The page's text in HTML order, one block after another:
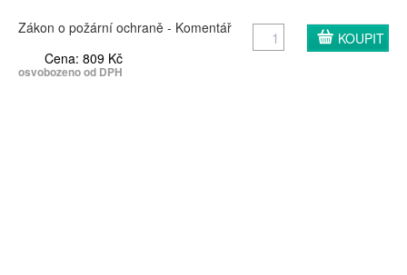
Zákon o požární ochraně - Komentář
Cena: 809 Kč
osvobozeno od DPH